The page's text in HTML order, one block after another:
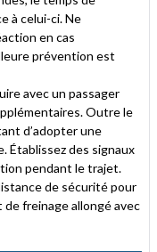
à celui-ci. Ne
en cas
prévention est
avec un passager
Outre le
d’adopter une
Établissez des signaux
pendant le trajet.
de sécurité pour
freinage allongé avec